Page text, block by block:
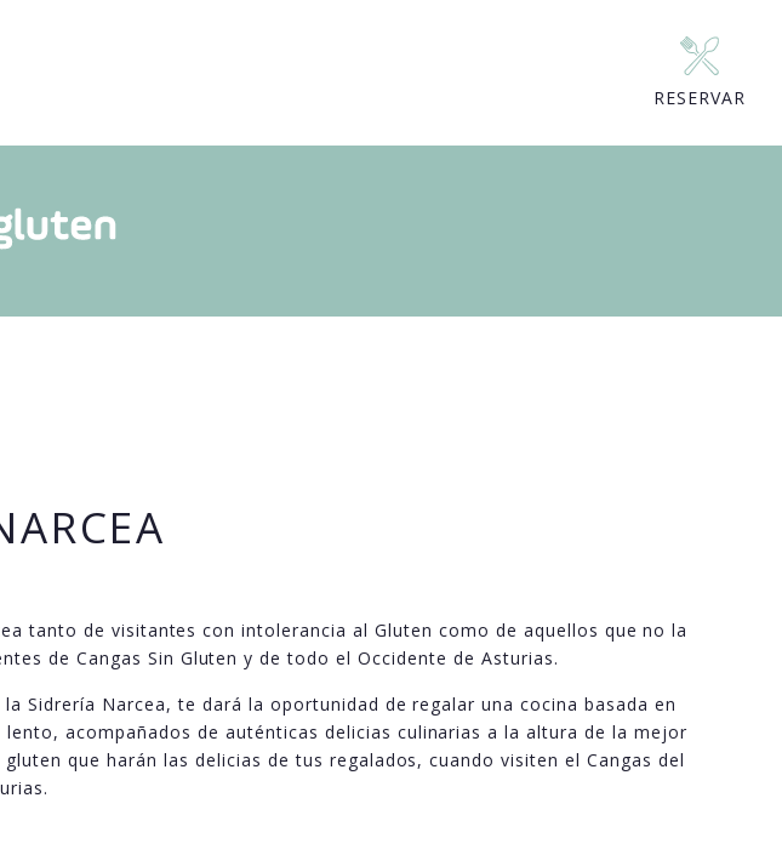
RESERVAR
tanto de visitantes con intolerancia al Gluten como de aquellos que no la
de Cangas Sin Gluten y de todo el Occidente de Asturias.
Sidrería Narcea, te dará la oportunidad de regalar una cocina basada en
acompañados de auténticas delicias culinarias a la altura de la mejor
que harán las delicias de tus regalados, cuando visiten el Cangas del